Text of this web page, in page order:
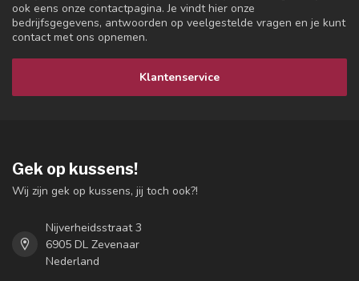
ook eens onze contactpagina. Je vindt hier onze
bedrijfsgegevens, antwoorden op veelgestelde vragen en je kunt
contact met ons opnemen.
Klantenservice
Gek op kussens!
Wij zijn gek op kussens, jij toch ook?!
Nijverheidsstraat 3
6905 DL Zevenaar
Nederland